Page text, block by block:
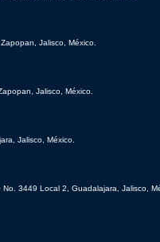
Jalisco, México.
Jalisco, México.
Jalisco, México.
3449 Local 2, Guadalajara, Jalisco,